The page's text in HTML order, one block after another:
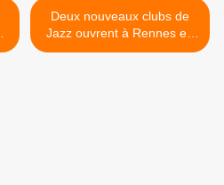
Deux nouveaux clubs de
Jazz ouvrent à Rennes en
septembre 2012 >